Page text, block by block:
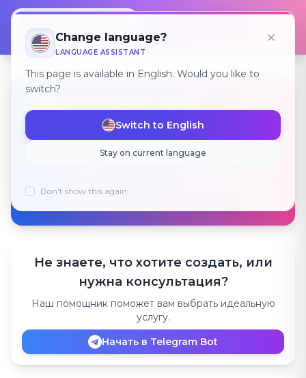
💻 Создайте свой
цифровой успех с
нами!
технологиях.
Не знаете, что хотите создать, или
нужна консультация?
Наш помощник поможет вам выбрать идеальную
услугу.
Начать в Telegram Bot
Change language?
LANGUAGE ASSISTANT
This page is available in English. Would you like to
switch?
Switch to English
Stay on current language
Don't show this again